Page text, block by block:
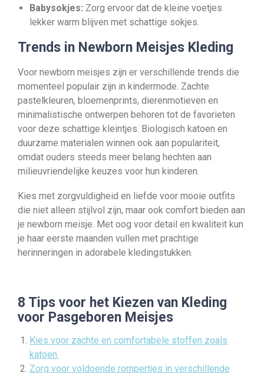
Babysokjes: Zorg ervoor dat de kleine voetjes
lekker warm blijven met schattige sokjes.
Trends in Newborn Meisjes Kleding
Voor newborn meisjes zijn er verschillende trends die
momenteel populair zijn in kindermode. Zachte
pastelkleuren, bloemenprints, dierenmotieven en
minimalistische ontwerpen behoren tot de favorieten
voor deze schattige kleintjes. Biologisch katoen en
duurzame materialen winnen ook aan populariteit,
omdat ouders steeds meer belang hechten aan
milieuvriendelijke keuzes voor hun kinderen.
Kies met zorgvuldigheid en liefde voor mooie outfits
die niet alleen stijlvol zijn, maar ook comfort bieden aan
je newborn meisje. Met oog voor detail en kwaliteit kun
je haar eerste maanden vullen met prachtige
herinneringen in adorabele kledingstukken.
8 Tips voor het Kiezen van Kleding
voor Pasgeboren Meisjes
Kies voor zachte en comfortabele stoffen zoals
katoen.
Zorg voor voldoende rompertjes in verschillende